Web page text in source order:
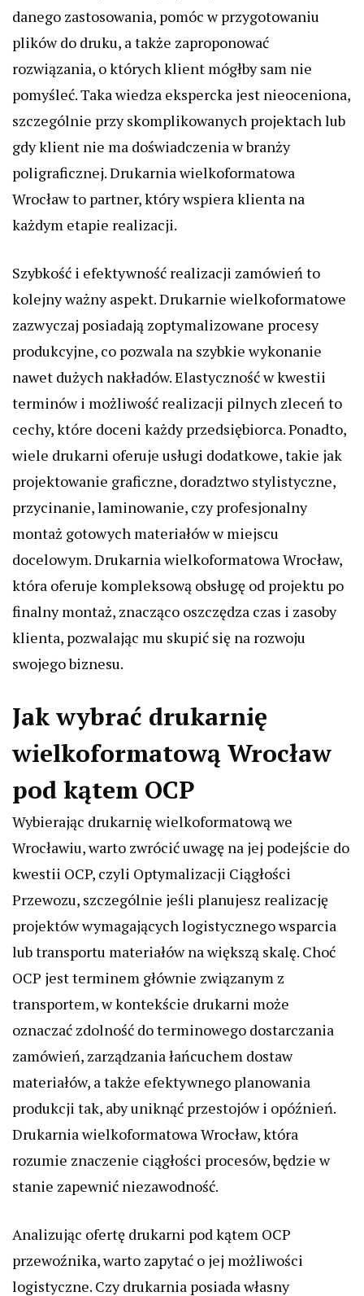
danego zastosowania, pomóc w przygotowaniu
plików do druku, a także zaproponować
rozwiązania, o których klient mógłby sam nie
pomyśleć. Taka wiedza ekspercka jest nieoceniona,
szczególnie przy skomplikowanych projektach lub
gdy klient nie ma doświadczenia w branży
poligraficznej. Drukarnia wielkoformatowa
Wrocław to partner, który wspiera klienta na
każdym etapie realizacji.
Szybkość i efektywność realizacji zamówień to
kolejny ważny aspekt. Drukarnie wielkoformatowe
zazwyczaj posiadają zoptymalizowane procesy
produkcyjne, co pozwala na szybkie wykonanie
nawet dużych nakładów. Elastyczność w kwestii
terminów i możliwość realizacji pilnych zleceń to
cechy, które doceni każdy przedsiębiorca. Ponadto,
wiele drukarni oferuje usługi dodatkowe, takie jak
projektowanie graficzne, doradztwo stylistyczne,
przycinanie, laminowanie, czy profesjonalny
montaż gotowych materiałów w miejscu
docelowym. Drukarnia wielkoformatowa Wrocław,
która oferuje kompleksową obsługę od projektu po
finalny montaż, znacząco oszczędza czas i zasoby
klienta, pozwalając mu skupić się na rozwoju
swojego biznesu.
Jak wybrać drukarnię
wielkoformatową Wrocław
pod kątem OCP
Wybierając drukarnię wielkoformatową we
Wrocławiu, warto zwrócić uwagę na jej podejście do
kwestii OCP, czyli Optymalizacji Ciągłości
Przewozu, szczególnie jeśli planujesz realizację
projektów wymagających logistycznego wsparcia
lub transportu materiałów na większą skalę. Choć
OCP jest terminem głównie związanym z
transportem, w kontekście drukarni może
oznaczać zdolność do terminowego dostarczania
zamówień, zarządzania łańcuchem dostaw
materiałów, a także efektywnego planowania
produkcji tak, aby uniknąć przestojów i opóźnień.
Drukarnia wielkoformatowa Wrocław, która
rozumie znaczenie ciągłości procesów, będzie w
stanie zapewnić niezawodność.
Analizując ofertę drukarni pod kątem OCP
przewoźnika, warto zapytać o jej możliwości
logistyczne. Czy drukarnia posiada własny